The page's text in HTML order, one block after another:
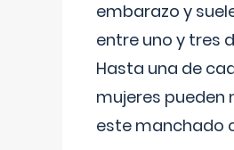
embarazo y
entre uno y tres
Hasta una de
mujeres pueden
este manchado